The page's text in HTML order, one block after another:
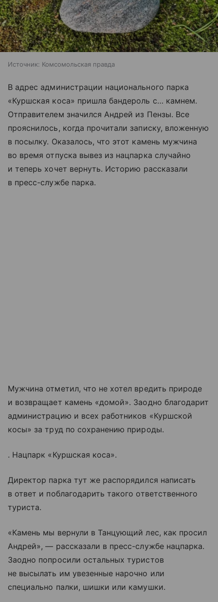
Источник: Комсомольская правда
В адрес администрации национального парка
«Куршская коса» пришла бандероль с… камнем.
Отправителем значился Андрей из Пензы. Все
прояснилось, когда прочитали записку, вложенную
в посылку. Оказалось, что этот камень мужчина
во время отпуска вывез из нацпарка случайно
и теперь хочет вернуть. Историю рассказали
в пресс-службе парка.
Мужчина отметил, что не хотел вредить природе
и возвращает камень «домой». Заодно благодарит
администрацию и всех работников «Куршской
косы» за труд по сохранению природы.
. Нацпарк «Куршская коса».
Директор парка тут же распорядился написать
в ответ и поблагодарить такого ответственного
туриста.
«Камень мы вернули в Танцующий лес, как просил
Андрей», — рассказали в пресс-службе нацпарка.
Заодно попросили остальных туристов
не высылать им увезенные нарочно или
специально палки, шишки или камушки.